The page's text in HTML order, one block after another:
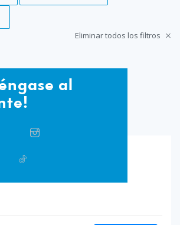
Eliminar todos los filtros
al
TwitterInstagram
TikTok